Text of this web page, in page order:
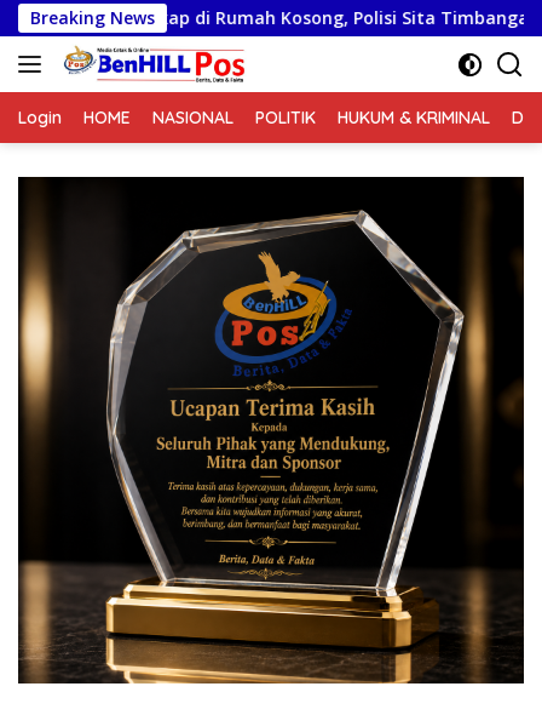
Langsung
ke
konten
Breaking News
di Rumah Kosong, Polisi Sita Timbangan Digital dan
Login HOME NASIONAL POLITIK HUKUM & KRIMINAL